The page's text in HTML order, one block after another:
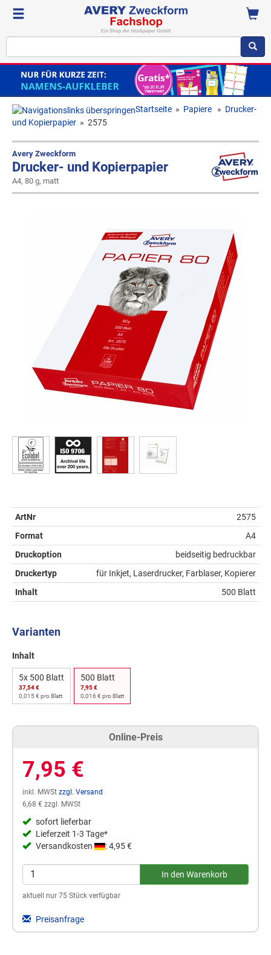
Startseite » Papiere » Drucker-
und Kopierpapier » 2575
Avery Zweckform
Drucker- und Kopierpapier
A4, 80 g, matt
ArtNr
2575
Format
A4
Druckoption
beidseitig bedruckbar
Druckertyp
für Inkjet, Laserdrucker, Farblaser, Kopierer
Inhalt
500 Blatt
Varianten
Inhalt
5x 500 Blatt
37,54 €
0,015 € pro Blatt
500 Blatt
7,95 €
0,016 € pro Blatt
Online-Preis
7,95 €
inkl. MWSt zzgl. Versand
6,68 € zzgl. MWSt
sofort lieferbar
Lieferzeit 1-3 Tage*
Versandkosten
: 4,95 €
aktuell nur 75 Stück verfügbar
Preisanfrage